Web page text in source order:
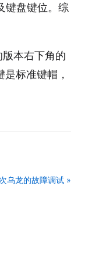
键盘键位。综
本右下角的
标准键帽，
乌龙的故障调试 »